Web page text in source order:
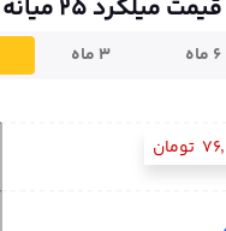
میلگرد ۲۵ میانه
۶ ماه ۳ ماه
تومان